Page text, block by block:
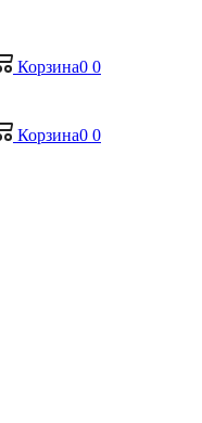
Корзина0 0
Корзина0 0